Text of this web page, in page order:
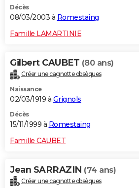
Décès
08/03/2003 à Romestaing
Famille LAMARTINIE
Gilbert CAUBET (80 ans)
Créer une cagnotte obsèques
Naissance
02/03/1919 à Grignols
Décès
15/11/1999 à Romestaing
Famille CAUBET
Jean SARRAZIN (74 ans)
Créer une cagnotte obsèques